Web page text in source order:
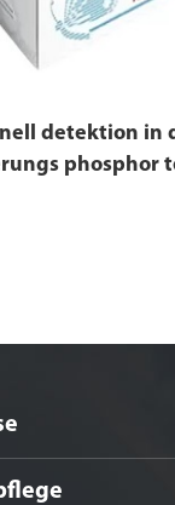
detektion in
phosphor